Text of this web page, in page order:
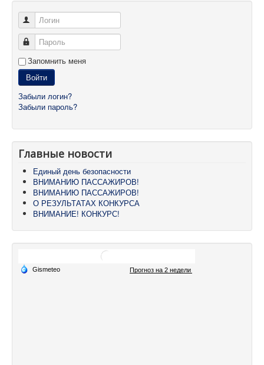
Логин
Пароль
Запомнить меня
Войти
Забыли логин?
Забыли пароль?
Главные новости
Единый день безопасности
ВНИМАНИЮ ПАССАЖИРОВ!
ВНИМАНИЮ ПАССАЖИРОВ!
О РЕЗУЛЬТАТАХ КОНКУРСА
ВНИМАНИЕ! КОНКУРС!